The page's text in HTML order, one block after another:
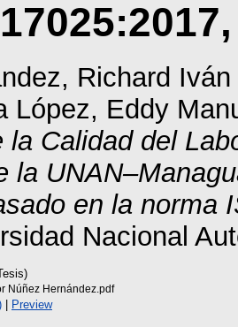
Richard
López, Eddy
la Calidad del
la
en la norma
Nacional
Núñez Hernández.pdf
| Preview